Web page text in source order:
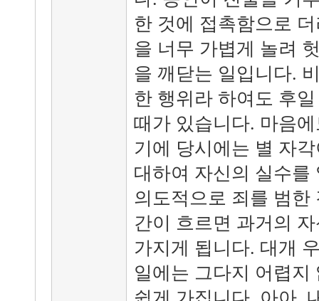
한 것에 접촉함으로
을 너무 가볍게 놀려
을 깨닫는 일입니다.
한 행위라 하여도 후
때가 있습니다. 마음
기에 당시에는 별 자
대하여 자신의 실수를
의도적으로 죄를 범한
간이 흐르면 과거의
가지게 됩니다. 대개
일에는 그다지 어렵지